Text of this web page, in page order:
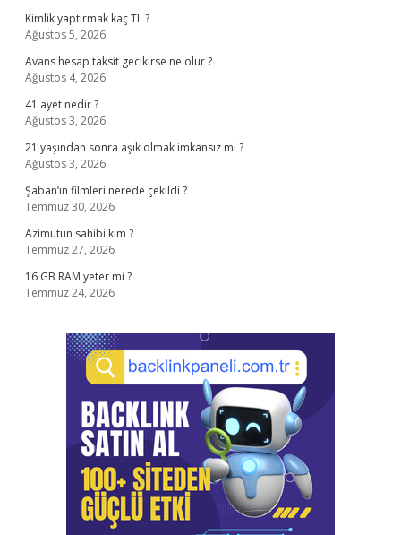
Kimlik yaptırmak kaç TL ?
Ağustos 5, 2026
Avans hesap taksit gecikirse ne olur ?
Ağustos 4, 2026
41 ayet nedir ?
Ağustos 3, 2026
21 yaşından sonra aşık olmak imkansız mı ?
Ağustos 3, 2026
Şaban’ın filmleri nerede çekildi ?
Temmuz 30, 2026
Azimutun sahibi kim ?
Temmuz 27, 2026
16 GB RAM yeter mi ?
Temmuz 24, 2026